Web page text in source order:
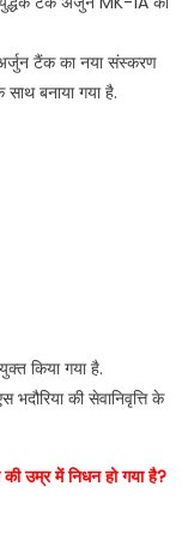
टैंक का नया संस्करण
बनाया गया है.
किया गया है.
की सेवानिवृत्ति के
उम्र में निधन हो गया है?